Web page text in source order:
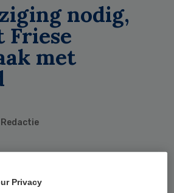
nodig,
met
Privacy